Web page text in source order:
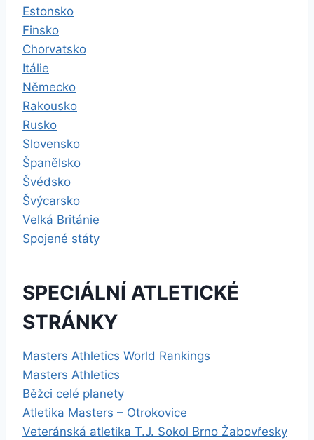
Estonsko
Finsko
Chorvatsko
Itálie
Německo
Rakousko
Rusko
Slovensko
Španělsko
Švédsko
Švýcarsko
Velká Británie
Spojené státy
SPECIÁLNÍ ATLETICKÉ
STRÁNKY
Masters Athletics World Rankings
Masters Athletics
Běžci celé planety
Atletika Masters – Otrokovice
Veteránská atletika T.J. Sokol Brno Žabovřesky